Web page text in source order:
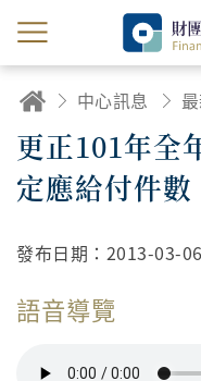
中心訊息
更正101年全
定應給付件數
發布日期： 2013-03-06
語音導覽